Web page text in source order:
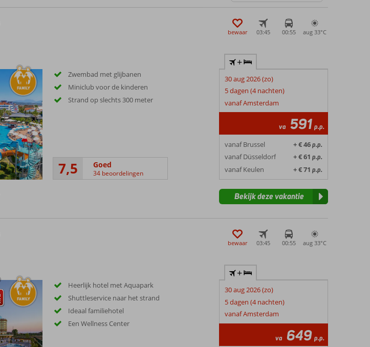
bewaar 03:45 00:55 aug 33°C
Zwembad met glijbanen
Miniclub voor de kinderen
Strand op slechts 300 meter
7,5 Goed
34 beoordelingen
+
30 aug 2026 (zo)
5 dagen (4 nachten)
vanaf Amsterdam
va 591 p.p.
vanaf Brussel + € 46p.p.
vanaf Düsseldorf + € 61 p.p.
vanaf Keulen + € 71 p.p.
Bekijk deze vakantie
bewaar 03:45 00:55 aug 33°C
Heerlijk hotel met Aquapark
Shuttleservice naar het strand
Ideaal familiehotel
Een Wellness Center
+
30 aug 2026 (zo)
5 dagen (4 nachten)
vanaf Amsterdam
va 649 p.p.